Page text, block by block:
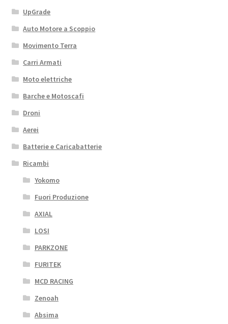
UpGrade
Auto Motore a Scoppio
Movimento Terra
Carri Armati
Moto elettriche
Barche e Motoscafi
Droni
Aerei
Batterie e Caricabatterie
Ricambi
Yokomo
Fuori Produzione
AXIAL
LOSI
PARKZONE
FURITEK
MCD RACING
Zenoah
Absima